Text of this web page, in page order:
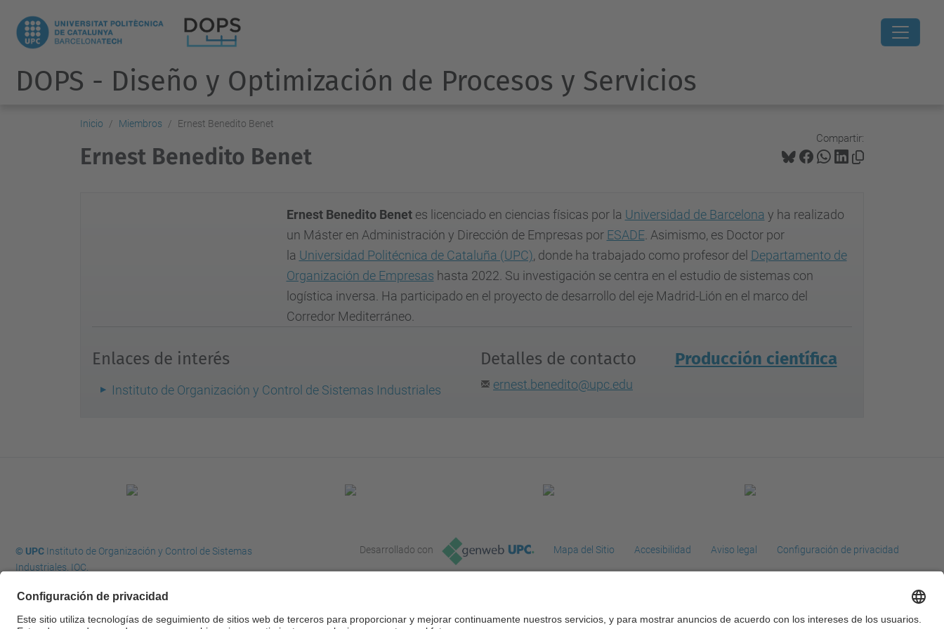
DOPS - Diseño y Optimización de Procesos y Servicios
Inicio Miembros Ernest Benedito Benet
Compartir:
Ernest Benedito Benet
Ernest Benedito Benetes licenciado en ciencias físicas por la Universidad de Barcelona y ha realizado
un Máster en Administración y Dirección de Empresas por ESADE. Asimismo, es Doctor por
la Universidad Politécnica de Cataluña (UPC), donde ha trabajado como profesor del Departamento de
Organización de Empresas hasta 2022. Su investigación se centra en el estudio de sistemas con
logística inversa. Ha participado en el proyecto de desarrollo del eje Madrid-Lión en el marco del
Corredor Mediterráneo.
Enlaces de interés
Instituto de Organización y Control de Sistemas Industriales
Detalles de contacto
ernest.benedito@upc.edu
Producción científica
© UPCInstituto de Organización y Control de Sistemas
Industriales. IOC.
Desarrollado con Mapa del Sitio Accesibilidad Aviso legal Configuración de privacidad